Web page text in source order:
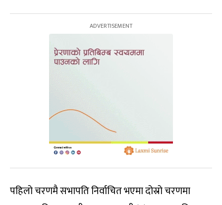
पहिलो चरणमै सभापति निर्वाचित भएमा दोस्रो चरणमा